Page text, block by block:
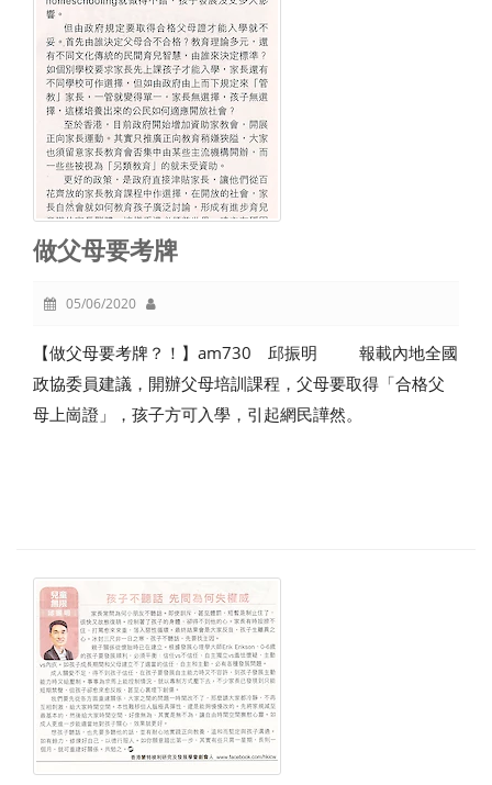
做父母要考牌
05/06/2020
【做父母要考牌？！】am730 邱振明 報載內地全國
政協委員建議，開辦父母培訓課程，父母要取得「合格父
母上崗證」，孩子方可入學，引起網民譁然。